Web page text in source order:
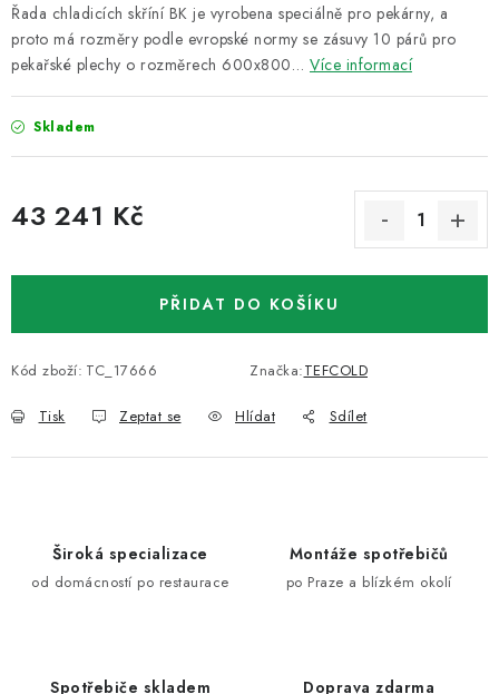
Řada chladicích skříní BK je vyrobena speciálně pro pekárny, a
proto má rozměry podle evropské normy se zásuvy 10 párů pro
pekařské plechy o rozměrech 600x800… Více informací
Skladem
43 241 Kč
PŘIDAT DO KOŠÍKU
Kód zboží: TC_17666 Značka:TEFCOLD
Tisk Zeptat se Hlídat Sdílet
Široká specializace
od domácností po restaurace
Montáže spotřebičů
po Praze a blízkém okolí
Spotřebiče skladem Doprava zdarma